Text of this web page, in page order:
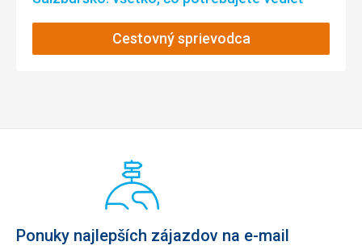
Cestovný sprievodca
Ponuky najlepších zájazdov na e-mail